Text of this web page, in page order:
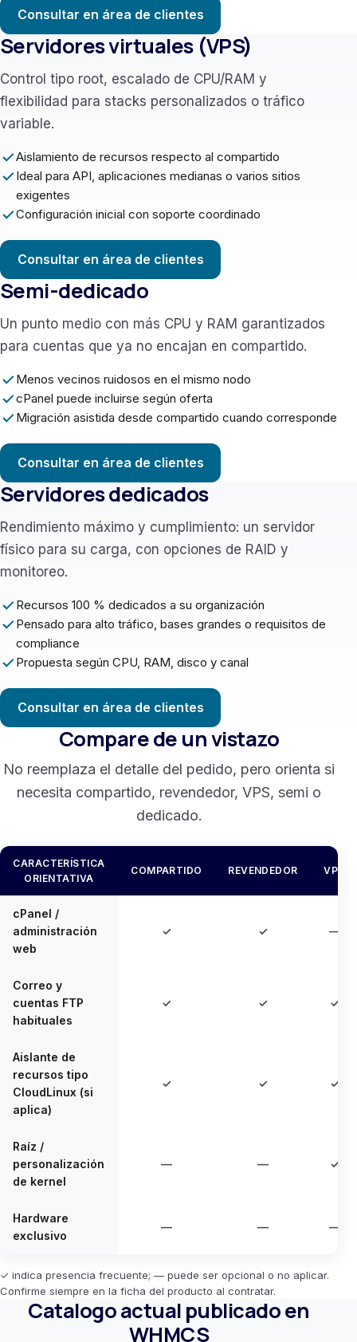
Consultar en área de clientes
Servidores virtuales (VPS)
Control tipo root, escalado de CPU/RAM y
flexibilidad para stacks personalizados o tráfico
variable.
Aislamiento de recursos respecto al compartido
Ideal para API, aplicaciones medianas o varios sitios
exigentes
Configuración inicial con soporte coordinado
Consultar en área de clientes
Semi-dedicado
Un punto medio con más CPU y RAM garantizados
para cuentas que ya no encajan en compartido.
Menos vecinos ruidosos en el mismo nodo
cPanel puede incluirse según oferta
Migración asistida desde compartido cuando corresponde
Consultar en área de clientes
Servidores dedicados
Rendimiento máximo y cumplimiento: un servidor
físico para su carga, con opciones de RAID y
monitoreo.
Recursos 100 % dedicados a su organización
Pensado para alto tráfico, bases grandes o requisitos de
compliance
Propuesta según CPU, RAM, disco y canal
Consultar en área de clientes
Compare de un vistazo
No reemplaza el detalle del pedido, pero orienta si
necesita compartido, revendedor, VPS, semi o
dedicado.
CARACTERÍSTICA
ORIENTATIVA
COMPARTIDO REVENDEDOR VPS
cPanel /
administración
web
✓ ✓ —
Correo y
cuentas FTP
habituales
✓ ✓ ✓
Aislante de
recursos tipo
CloudLinux (si
aplica)
✓ ✓ ✓
Raíz /
personalización
de kernel
— — ✓
Hardware
exclusivo
— — —
✓ indica presencia frecuente; — puede ser opcional o no aplicar.
Confirme siempre en la ficha del producto al contratar.
Catalogo actual publicado en
WHMCS